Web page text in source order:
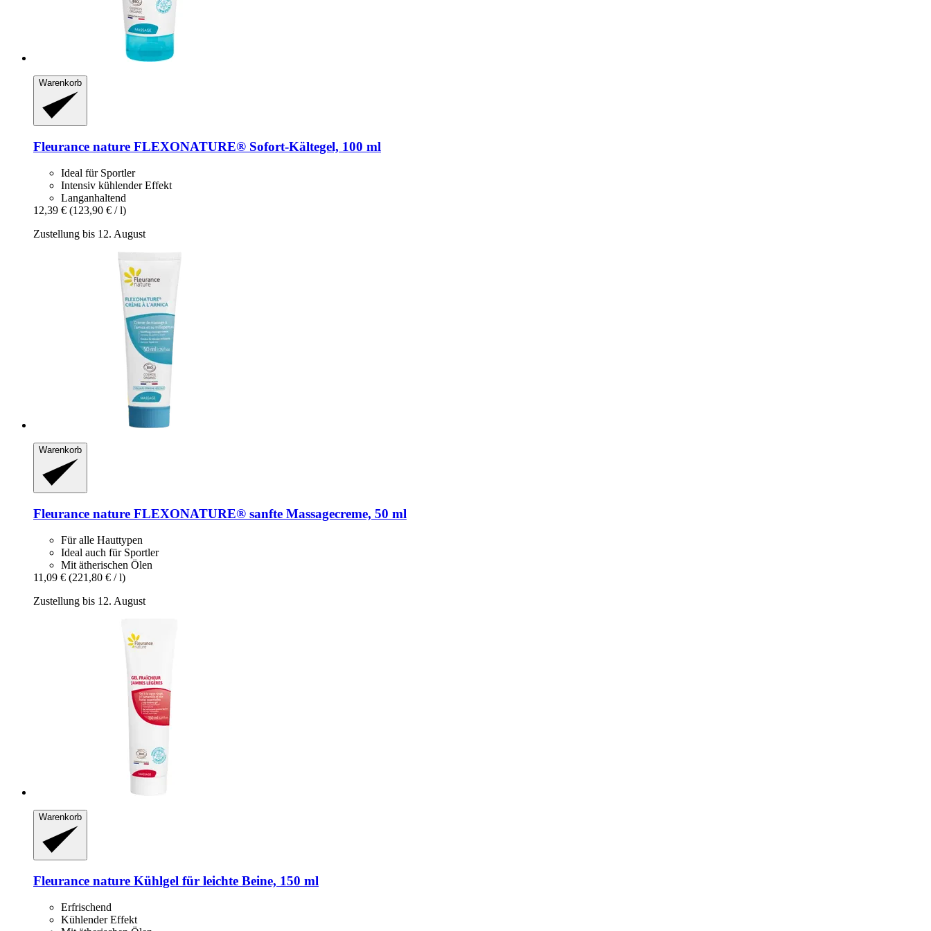
Warenkorb
Fleurance nature FLEXONATURE® Sofort-​Kältegel, 100 ml
Ideal für Sportler
Intensiv kühlender Effekt
Langanhaltend
12,39 € (123,90 € / l)
Zustellung bis 12. August
Warenkorb
Fleurance nature FLEXONATURE® sanfte Massagecreme, 50 ml
Für alle Hauttypen
Ideal auch für Sportler
Mit ätherischen Ölen
11,09 € (221,80 € / l)
Zustellung bis 12. August
Warenkorb
Fleurance nature Kühlgel für leichte Beine, 150 ml
Erfrischend
Kühlender Effekt